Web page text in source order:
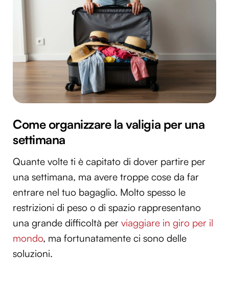
Come organizzare la valigia per una
settimana
Quante volte ti è capitato di dover partire per
una settimana, ma avere troppe cose da far
entrare nel tuo bagaglio. Molto spesso le
restrizioni di peso o di spazio rappresentano
una grande difficoltà per viaggiare in giro per il
mondo, ma fortunatamente ci sono delle
soluzioni.